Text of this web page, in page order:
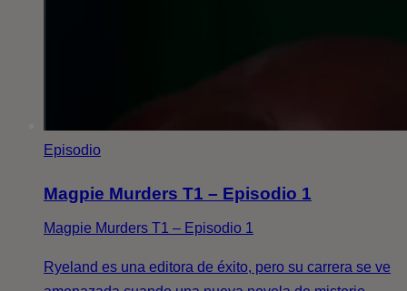
Episodio
Magpie Murders T1 – Episodio 1
Magpie Murders T1 – Episodio 1
Ryeland es una editora de éxito, pero su carrera se ve